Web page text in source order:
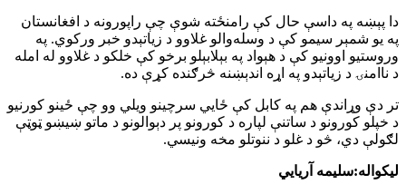
دا پېښه په داسې حال کې رامنځته شوې چې راپورونه د افغانستان
په یو شمېر سیمو کې د وسله‌والو غلاوو د زیاتېدو خبر ورکوي. په
وروستیو اوونیو کې د هېواد په بېلابېلو برخو کې خلکو د غلاوو له امله
د ناامنۍ د زیاتېدو په اړه اندېښنه څرګنده کړې ده.
تر دې وړاندې هم په کابل کې ځايي سرچینو ویلي وو چې ځینو کورنیو
د خپلو کورونو د ساتنې لپاره د کورونو پر دېوالونو د ماتو ښیښو ټوټې
لګولې دي، څو د غلو د ننوتلو مخه ونیسي.
لیکواله:سلیمه آریایي